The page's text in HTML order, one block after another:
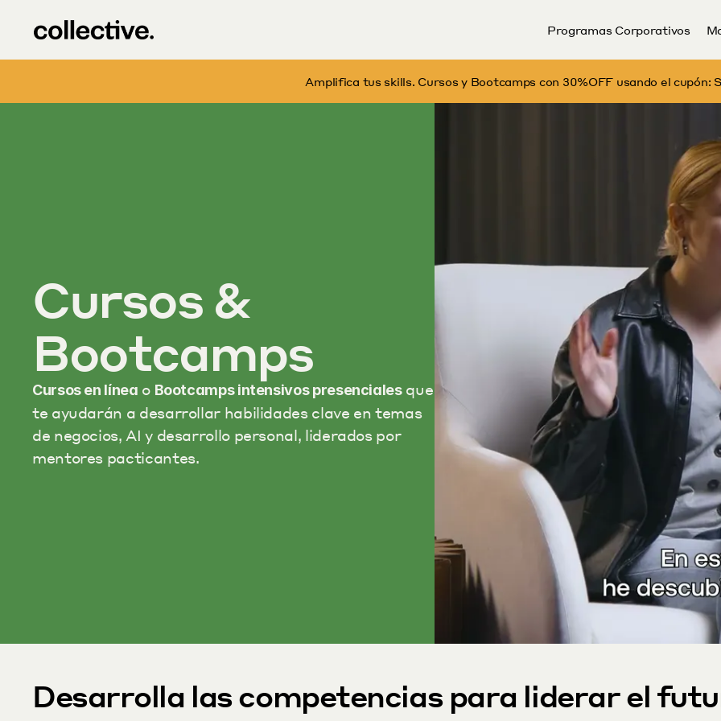
Programas Corporativos
Amplifica tus skills. Cursos y Bootcamps con 30%OFF usando el cupón:
Cursos &
Bootcamps
Cursos en línea o Bootcamps intensivos presenciales que
te ayudarán a desarrollar habilidades clave en temas
de negocios, AI y desarrollo personal, liderados por
mentores pacticantes.
Desarrolla las competencias para liderar el